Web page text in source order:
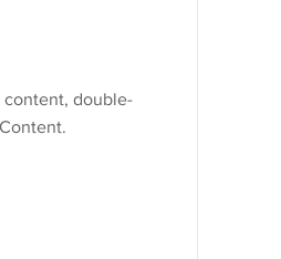
content, double-